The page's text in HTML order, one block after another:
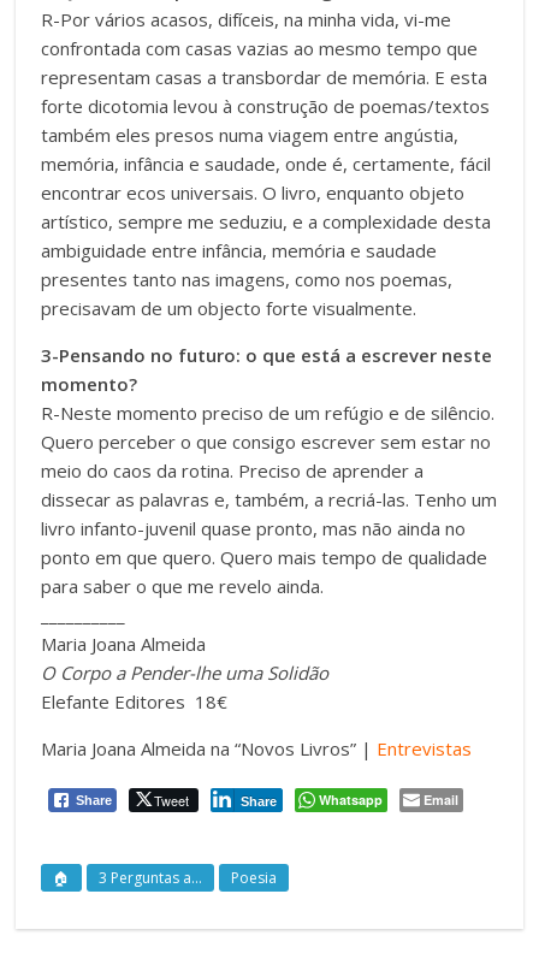
R-Por vários acasos, difíceis, na minha vida, vi-me
confrontada com casas vazias ao mesmo tempo que
representam casas a transbordar de memória. E esta
forte dicotomia levou à construção de poemas/textos
também eles presos numa viagem entre angústia,
memória, infância e saudade, onde é, certamente, fácil
encontrar ecos universais. O livro, enquanto objeto
artístico, sempre me seduziu, e a complexidade desta
ambiguidade entre infância, memória e saudade
presentes tanto nas imagens, como nos poemas,
precisavam de um objecto forte visualmente.
3-Pensando no futuro: o que está a escrever neste
momento?
R-Neste momento preciso de um refúgio e de silêncio.
Quero perceber o que consigo escrever sem estar no
meio do caos da rotina. Preciso de aprender a
dissecar as palavras e, também, a recriá-las. Tenho um
livro infanto-juvenil quase pronto, mas não ainda no
ponto em que quero. Quero mais tempo de qualidade
para saber o que me revelo ainda.
Maria Joana Almeida
O Corpo a Pender-lhe uma Solidão
Elefante Editores 18€
Maria Joana Almeida na “Novos Livros” | Entrevistas
Share Tweet Share Whatsapp Email
🏠 3 Perguntas a... Poesia